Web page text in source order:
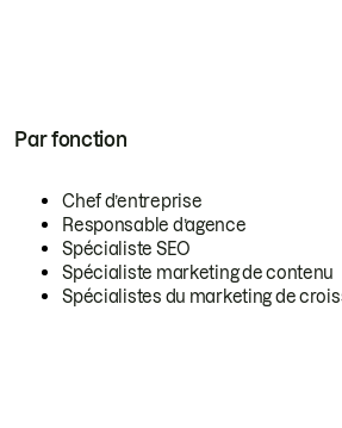
Par fonction
Chef d’entreprise
Responsable d’agence
Spécialiste SEO
Spécialiste marketing de contenu
Spécialistes du marketing de